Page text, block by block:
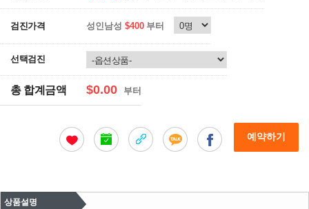
검진가격 성인남성 $400 부터
선택검진
총 합계금액 $0.00 부터
예약하기
상품설명